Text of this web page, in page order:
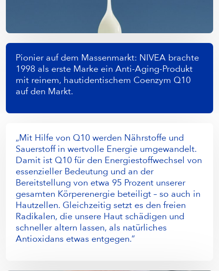
Pionier auf dem Massenmarkt: NIVEA brachte
1998 als erste Marke ein Anti-Aging-Produkt
mit reinem, hautidentischem Coenzym Q10
auf den Markt.
„Mit Hilfe von Q10 werden Nährstoffe und
Sauerstoff in wertvolle Energie umgewandelt.
Damit ist Q10 für den Energiestoffwechsel von
essenzieller Bedeutung und an der
Bereitstellung von etwa 95 Prozent unserer
gesamten Körperenergie beteiligt – so auch in
Hautzellen. Gleichzeitig setzt es den freien
Radikalen, die unsere Haut schädigen und
schneller altern lassen, als natürliches
Antioxidans etwas entgegen.“